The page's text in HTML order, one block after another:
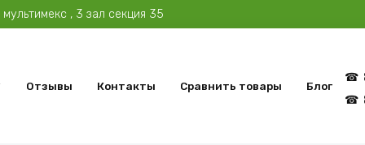
, 3 зал секция 35
Отзывы Контакты Сравнить товары Блог